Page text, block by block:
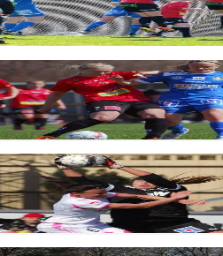
– QBIK
22:40
Bunkeflo – QBIK
21:10